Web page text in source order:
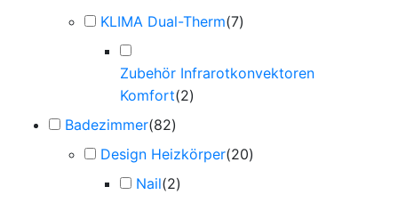
KLIMA Dual-Therm(7)
Zubehör Infrarotkonvektoren
Komfort(2)
Badezimmer(82)
Design Heizkörper(20)
Nail(2)